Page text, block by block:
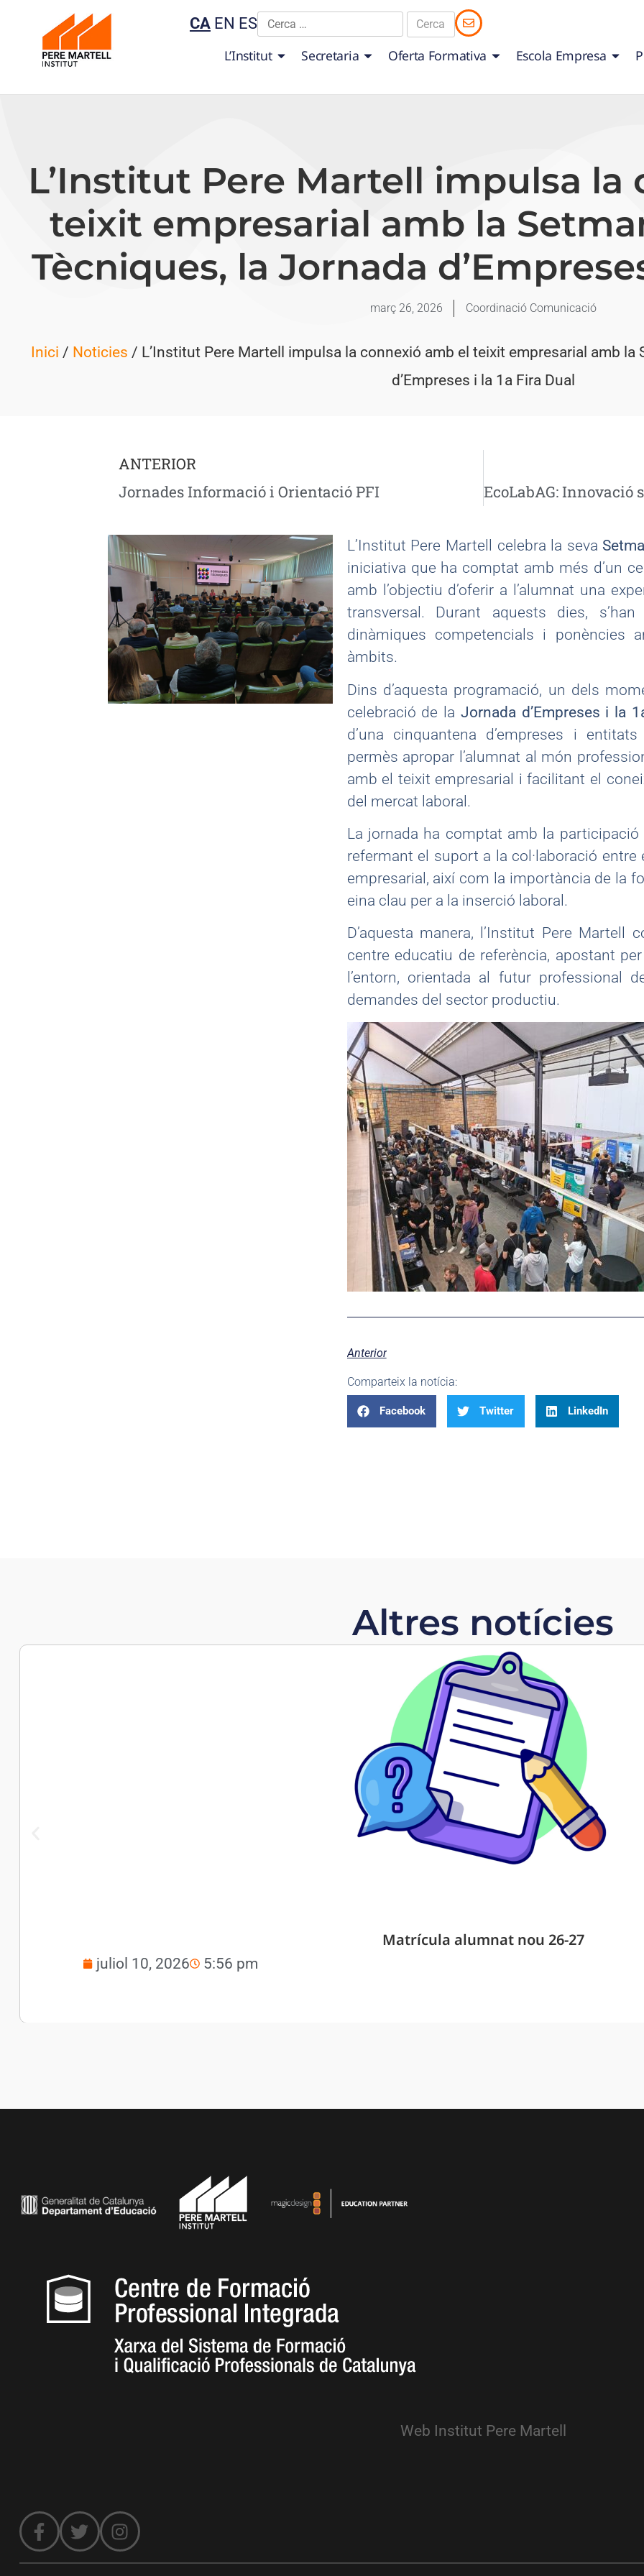
CA EN ES
L’Institut Secretaria Oferta Formativa Escola Empresa
L’Institut Pere Martell impulsa la
teixit empresarial amb la
Tècniques, la Jornada
març 26, 2026 Coordinació Comunicació
Inici / Noticies / L’Institut Pere Martell impulsa la connexió amb el teixit empresarial amb
d’Empreses i la 1a Fira Dual
ANTERIOR
Jornades Informació i Orientació PFI
L’Institut Pere Martell celebra la seva
iniciativa que ha comptat amb més d’un
amb l’objectiu d’oferir a l’alumnat una
transversal. Durant aquests dies,
dinàmiques competencials i ponències
àmbits.
Dins d’aquesta programació, un dels
celebració de la Jornada d’Empreses i la
d’una cinquantena d’empreses i
permès apropar l’alumnat al món
amb el teixit empresarial i facilitant el
del mercat laboral.
La jornada ha comptat amb la
refermant el suport a la col·laboració
empresarial, així com la importància de la
eina clau per a la inserció laboral.
D’aquesta manera, l’Institut Pere Martell
centre educatiu de referència, apostant
l’entorn, orientada al futur professional
demandes del sector productiu.
Anterior
Comparteix la notícia:
Facebook Twitter LinkedIn
Altres notícies
Matrícula alumnat nou 26-27
juliol 10, 2026 5:56 pm
Web Institut Pere Martell